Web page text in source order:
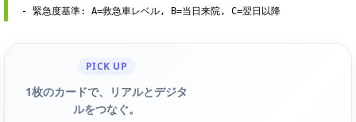
- 緊急度基準: A=救急車レベル, B=当日来院, C=翌日以降
PICK UP
1枚のカードで、リアルとデジタ
ルをつなぐ。